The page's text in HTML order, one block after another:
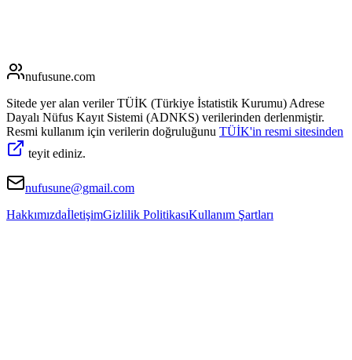
nufusune.com
Sitede yer alan veriler TÜİK (Türkiye İstatistik Kurumu) Adrese
Dayalı Nüfus Kayıt Sistemi (ADNKS) verilerinden derlenmiştir.
Resmi kullanım için verilerin doğruluğunu TÜİK'in resmi sitesinden
teyit ediniz.
nufusune@gmail.com
HakkımızdaİletişimGizlilik PolitikasıKullanım Şartları